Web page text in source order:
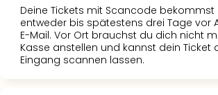
Deine Tickets mit Scancode bekommst
entweder bis spätestens drei Tage vor
E-Mail. Vor Ort brauchst du dich nicht
Kasse anstellen und kannst dein Ticket
Eingang scannen lassen.